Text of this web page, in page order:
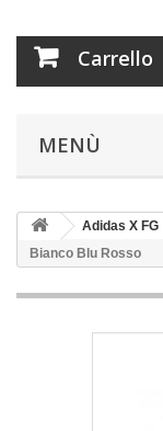
Carrello
MENÙ
Adidas X FG
Bianco Blu Rosso